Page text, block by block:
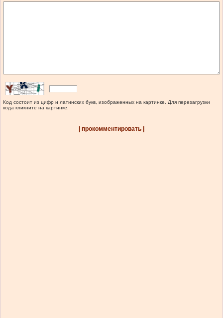
Код состоит из цифр и латинских букв, изображенных на картинке. Для перезагрузки
кода кликните на картинке.
| прокомментировать |